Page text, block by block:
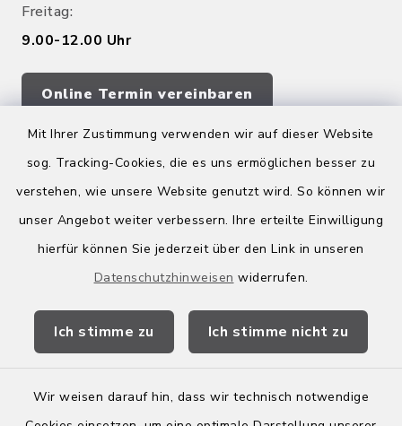
Mit Ihrer Zustimmung verwenden wir auf dieser Website
sog. Tracking-Cookies, die es uns ermöglichen besser zu
verstehen, wie unsere Website genutzt wird. So können wir
unser Angebot weiter verbessern. Ihre erteilte Einwilligung
hierfür können Sie jederzeit über den Link in unseren
Datenschutzhinweisen widerrufen.
Ich stimme zu Ich stimme nicht zu
Wir weisen darauf hin, dass wir technisch notwendige
Freitag:
9.00-12.00 Uhr
Online Termin vereinbaren
Quicklinks
Kreis Bergstraße
Wirtschaftsregion Bergstraße